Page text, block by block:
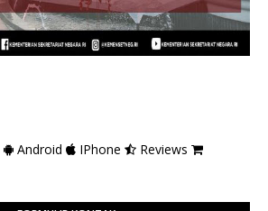
Android IPhone
Reviews